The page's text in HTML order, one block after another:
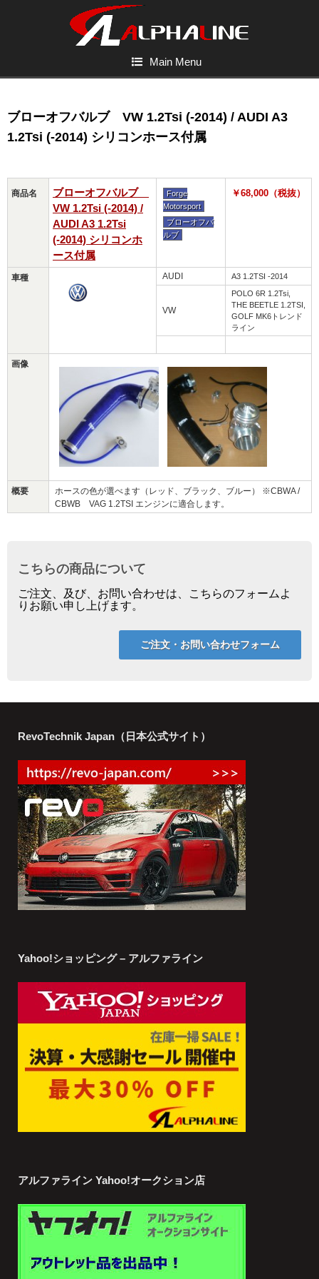
Main Menu
ブローオフバルブ VW 1.2Tsi (-2014) / AUDI A3
1.2Tsi (-2014) シリコンホース付属
商品名
ブローオフバルブ
VW 1.2Tsi (-2014) /
AUDI A3 1.2Tsi
(-2014) シリコンホ
ース付属
Forge
Motorsport
ブローオフバ
ルブ
￥68,000（税抜）
車種 AUDI A3 1.2TSI -2014
VW
POLO 6R 1.2Tsi,
THE BEETLE 1.2TSI,
GOLF MK6トレンド
ライン
画像
概要
ホースの色が選べます（レッド、ブラック、ブルー） ※CBWA /
CBWB VAG 1.2TSI エンジンに適合します。
こちらの商品について
ご注文、及び、お問い合わせは、こちらのフォームよ
りお願い申し上げます。
ご注文・お問い合わせフォーム
RevoTechnik Japan（日本公式サイト）
Yahoo!ショッピング – アルファライン
アルファライン Yahoo!オークション店